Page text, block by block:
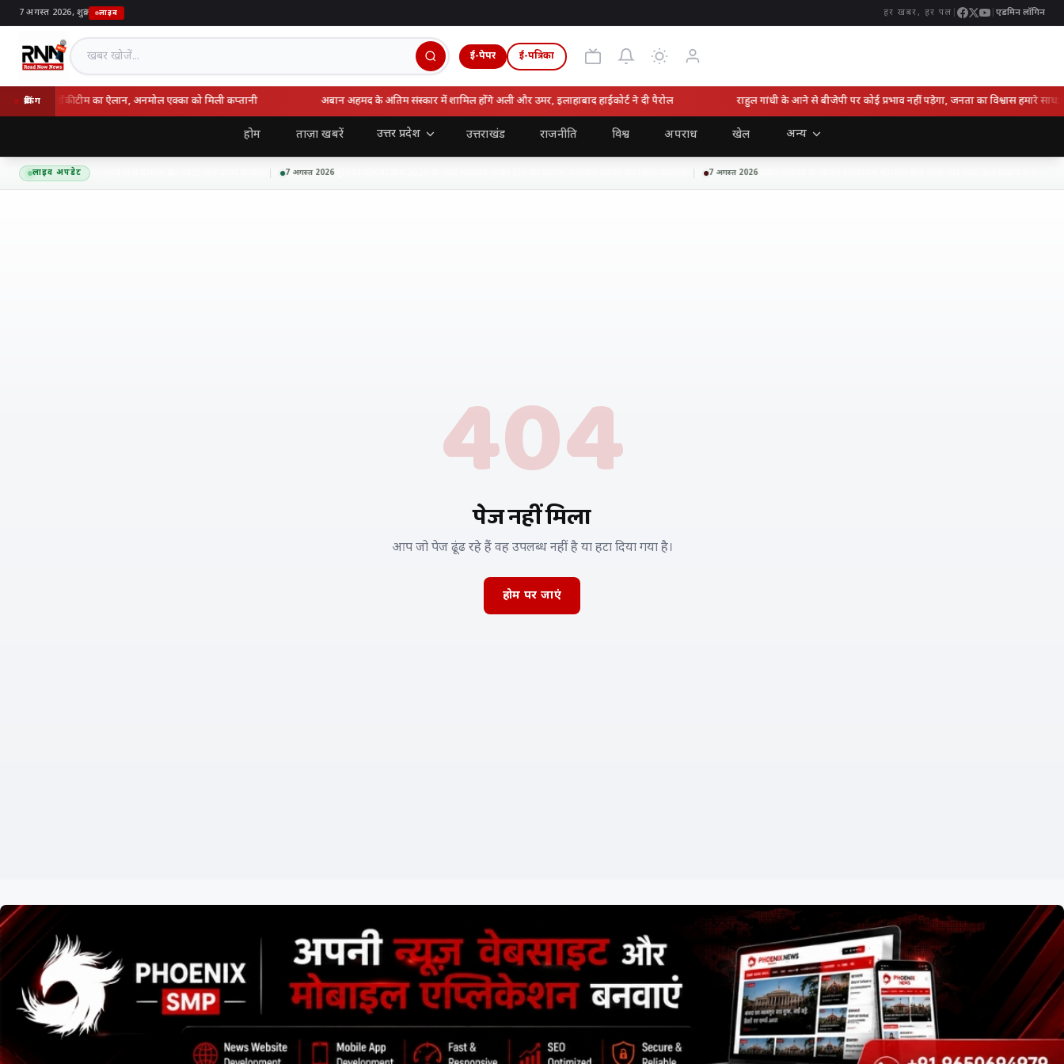
7 अगस्त 2026, शुक्र| लाइव हर खबर, हर पल एडमिन लॉगिन
ई-पेपर ई-पत्रिका
ब्रेकिंगहॉकी टीम का ऐलान, अनमोल एक्का को मिली कप्तानी अबान अहमद के अंतिम संस्कार में शामिल होंगे अली और उमर, इलाहाबाद हाईकोर्ट ने दी पैरोल राहुल गांधी के आने से बीजेपी पर कोई प्रभाव नहीं पड़ेगा, जनता का विश्वास हमारे साथ: केशव
होम ताज़ा खबरें उत्तर प्रदेश उत्तराखंड राजनीति विश्व अपराध खेल अन्य
लाइव अपडेट
के लिए लखनऊ पहुंचे सनी देओल, प्रीति जिंटा और करण देओल 7 अगस्त 2026जूनियर एशिया कप 2026 के लिए भारतीय हॉकी टीम का ऐलान, अनमोल एक्का को मिली कप्तानी 7 अगस्त 2026अबान अहमद के अंतिम संस्कार में शामिल होंगे अली और उमर, इलाहाबाद हाईकोर्ट ने दी
404
पेज नहीं मिला
आप जो पेज ढूंढ रहे हैं वह उपलब्ध नहीं है या हटा दिया गया है।
होम पर जाएं